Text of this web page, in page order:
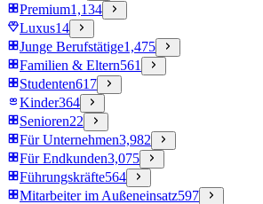
Premium1,134
Luxus14
Junge Berufstätige1,475
Familien & Eltern561
Studenten617
Kinder364
Senioren22
Für Unternehmen3,982
Für Endkunden3,075
Führungskräfte564
Mitarbeiter im Außeneinsatz597